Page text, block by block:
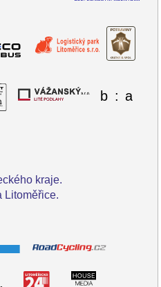
kraje.
Litoměřice.